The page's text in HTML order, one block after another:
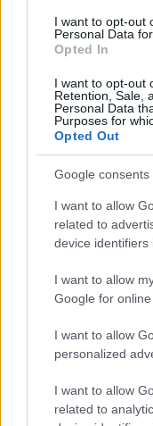
I want to opt-out
Personal Data
Opted In
I want to opt-out
Retention, Sale,
Personal Data
Purposes for
Opted Out
Google consents
I want to allow
related to
device identifiers
I want to allow
Google for
I want to allow
personalized
I want to allow
related to
sezioneLogin
cliccando
TEMI: M Truffe
Notizie Gallura
Notizie Olbia
Condividi
F
a
ce
b
o
o
T
w
it
te
r
n